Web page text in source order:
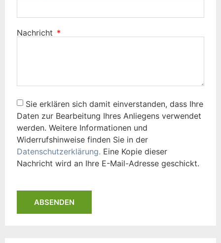
Nachricht
Sie erklären sich damit einverstanden, dass Ihre
Daten zur Bearbeitung Ihres Anliegens verwendet
werden. Weitere Informationen und
Widerrufshinweise finden Sie in der
Datenschutzerklärung. Eine Kopie dieser
Nachricht wird an Ihre E-Mail-Adresse geschickt.
ABSENDEN